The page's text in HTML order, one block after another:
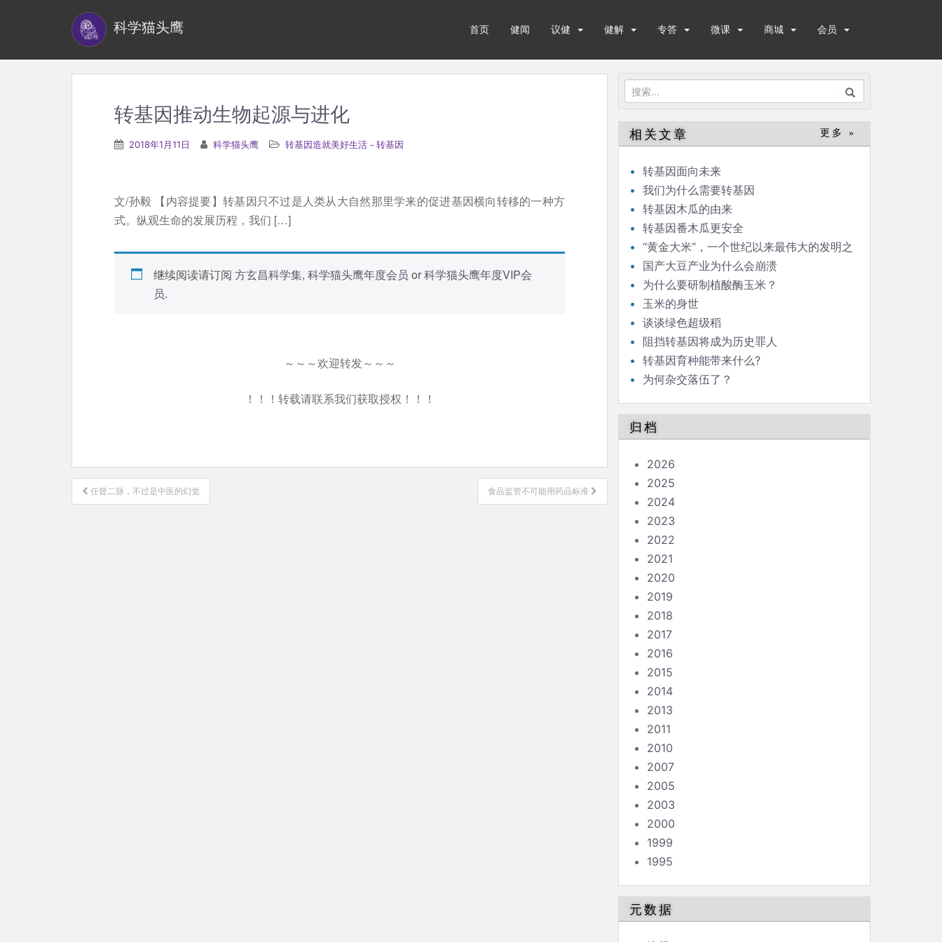
科学猫头鹰 首页 健闻 议健 健解 专答 微课 商城 会员
搜
索：
转基因推动生物起源与进化
2018年1月11日 科学猫头鹰 转基因造就美好生活－转基因
文/孙毅 【内容提要】转基因只不过是人类从大自然那里学来的促进基因横向转移的一种方
式。纵观生命的发展历程，我们 […]
继续阅读请订阅 方玄昌科学集, 科学猫头鹰年度会员 or科学猫头鹰年度VIP会
员.
～～～欢迎转发～～～
！！！转载请联系我们获取授权！！！
文
章
任督二脉，不过是中医的幻觉 食品监管不可能用药品标准
相关文章 更多 »
转基因面向未来
我们为什么需要转基因
转基因木瓜的由来
转基因番木瓜更安全
“黄金大米”，一个世纪以来最伟大的发明之
一
国产大豆产业为什么会崩溃
为什么要研制植酸酶玉米？
玉米的身世
谈谈绿色超级稻
阻挡转基因将成为历史罪人
转基因育种能带来什么?
为何杂交落伍了？
归档
2026
2025
2024
2023
2022
2021
2020
2019
2018
2017
2016
2015
2014
2013
2011
2010
2007
2005
2003
2000
1999
1995
元数据